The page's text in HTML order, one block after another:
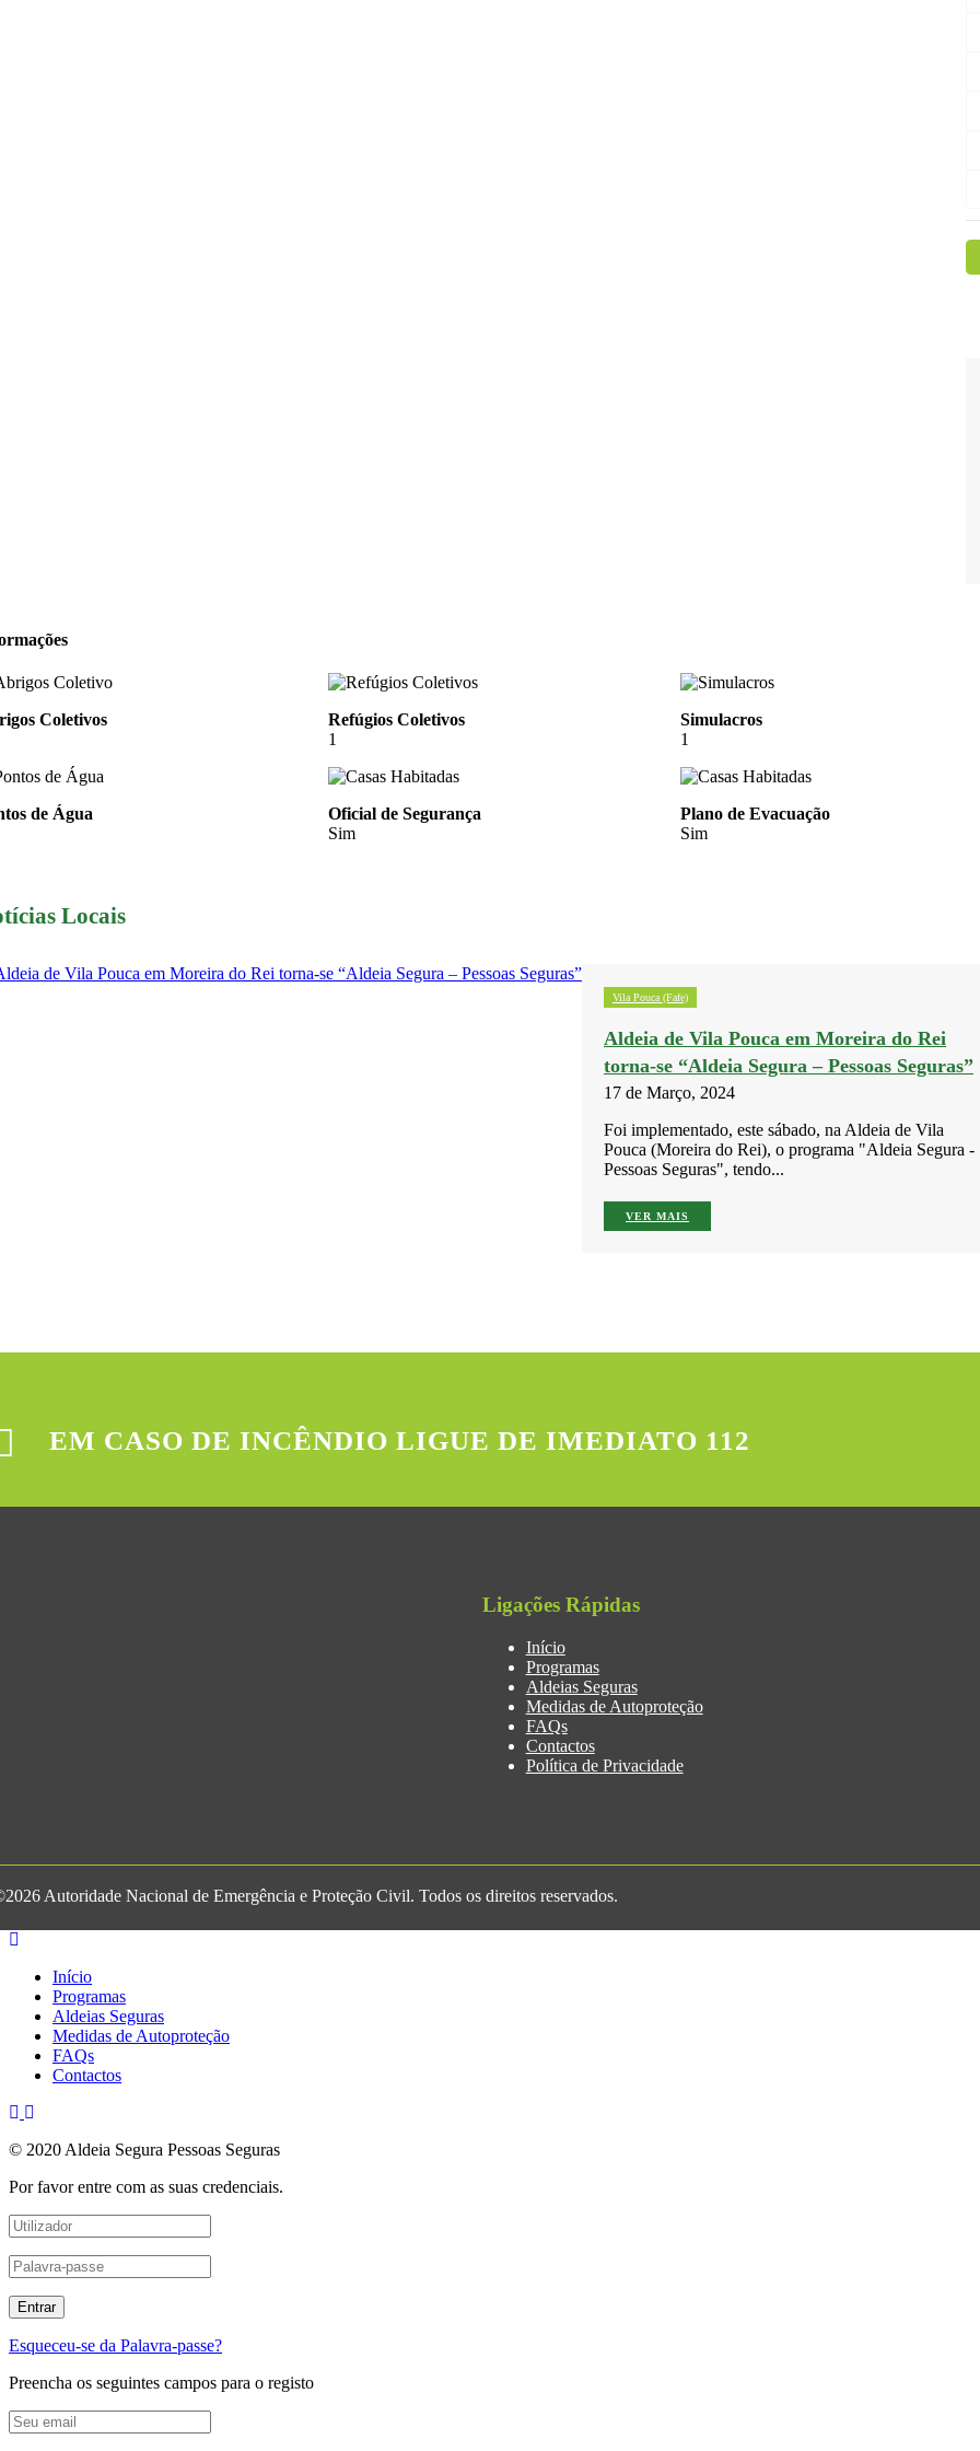
Coletivos
Refúgios Coletivos
1
Simulacros
1
de Água
Oficial de Segurança
Sim
Plano de Evacuação
Sim
Locais
Vila Pouca (Fafe)
Aldeia de Vila Pouca em Moreira do Rei
torna-se “Aldeia Segura – Pessoas Seguras”
17 de Março, 2024
Foi implementado, este sábado, na Aldeia de Vila
Pouca (Moreira do Rei), o programa "Aldeia Segura -
Pessoas Seguras", tendo...
VER MAIS
EM CASO DE INCÊNDIO LIGUE DE IMEDIATO 112
Ligações Rápidas
Início
Programas
Aldeias Seguras
Medidas de Autoproteção
FAQs
Contactos
Política de Privacidade
Autoridade Nacional de Emergência e Proteção Civil. Todos os direitos reservados.
Início
Programas
Aldeias Seguras
Medidas de Autoproteção
FAQs
Contactos
© 2020 Aldeia Segura Pessoas Seguras
Por favor entre com as suas credenciais.
Esqueceu-se da Palavra-passe?
Preencha os seguintes campos para o registo